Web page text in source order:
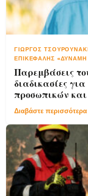
ΓΙΏΡΓΟΣ
ΕΠΙΚΕΦΑΛΉΣ «ΔΥΝΑΜΗ
Παρεμβάσεις
διαδικασίες
προσωπικών
Διαβάστε